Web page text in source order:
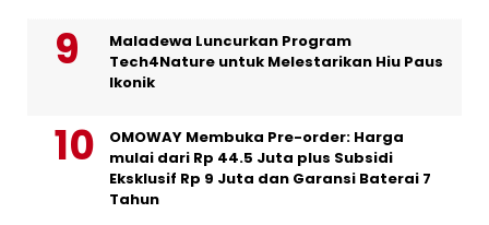
Maladewa Luncurkan Program
Tech4Nature untuk Melestarikan Hiu Paus
Ikonik
OMOWAY Membuka Pre-order: Harga
mulai dari Rp 44.5 Juta plus Subsidi
Eksklusif Rp 9 Juta dan Garansi Baterai 7
Tahun